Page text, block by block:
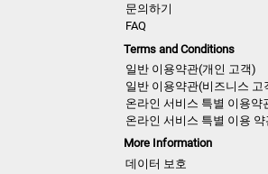
>> 최대 200개의 전체 PDF 호 또
집 가능한 벡터 CAD 아트웍을 다
문의하기
FAQ
Terms and Conditions
일반 이용약관(개인 고객)
일반 이용약관(비즈니스 고
온라인 서비스 특별 이용약
온라인 서비스 특별 이용 약
More Information
데이터 보호